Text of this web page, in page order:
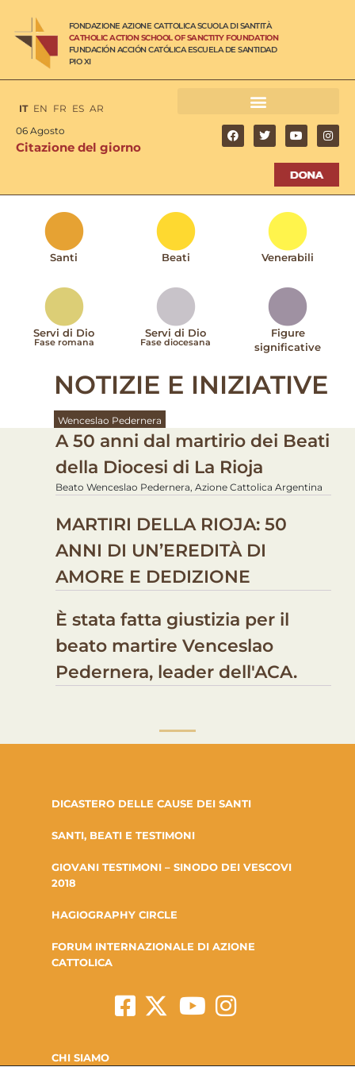
FONDAZIONE AZIONE CATTOLICA SCUOLA DI SANTITÀ
CATHOLIC ACTION SCHOOL OF SANCTITY FOUNDATION
FUNDACIÓN ACCIÓN CATÓLICA ESCUELA DE SANTIDAD
PIO XI
IT EN FR ES AR
06 Agosto
Citazione del giorno
Santi Beati Venerabili
Servi di Dio
Fase romana
Servi di Dio
Fase diocesana
Figure
significative
NOTIZIE E INIZIATIVE
Wenceslao Pedernera
A 50 anni dal martirio dei Beati
della Diocesi di La Rioja
Beato Wenceslao Pedernera, Azione Cattolica Argentina
MARTIRI DELLA RIOJA: 50
ANNI DI UN’EREDITÀ DI
AMORE E DEDIZIONE
È stata fatta giustizia per il
beato martire Venceslao
Pedernera, leader dell'ACA.
DICASTERO DELLE CAUSE DEI SANTI
SANTI, BEATI E TESTIMONI
GIOVANI TESTIMONI – SINODO DEI VESCOVI
2018
HAGIOGRAPHY CIRCLE
FORUM INTERNAZIONALE DI AZIONE
CATTOLICA
CHI SIAMO